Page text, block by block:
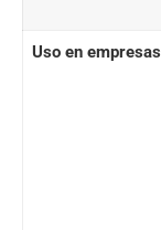
Uso en empresas